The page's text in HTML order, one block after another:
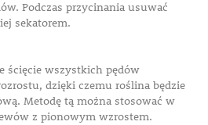
Podczas przycinania usuwać
sekatorem.
ścięcie wszystkich pędów
dzięki czemu roślina będzie
Metodę tą można stosować w
z pionowym wzrostem.